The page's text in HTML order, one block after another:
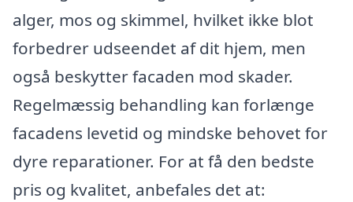
alger, mos og skimmel, hvilket ikke blot
forbedrer udseendet af dit hjem, men
også beskytter facaden mod skader.
Regelmæssig behandling kan forlænge
facadens levetid og mindske behovet for
dyre reparationer. For at få den bedste
pris og kvalitet, anbefales det at: